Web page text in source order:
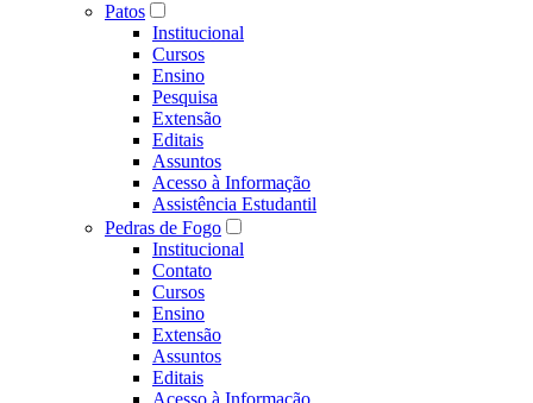
Patos
Institucional
Cursos
Ensino
Pesquisa
Extensão
Editais
Assuntos
Acesso à Informação
Assistência Estudantil
Pedras de Fogo
Institucional
Contato
Cursos
Ensino
Extensão
Assuntos
Editais
Acesso à Informação